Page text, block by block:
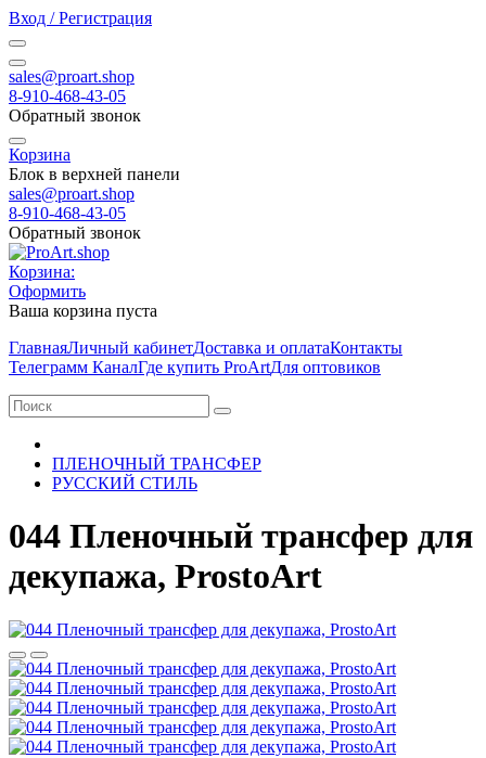
Вход / Регистрация
sales@proart.shop
8-910-468-43-05
Обратный звонок
Корзина
Блок в верхней панели
sales@proart.shop
8-910-468-43-05
Обратный звонок
Корзина:
Оформить
Ваша корзина пуста
ГлавнаяЛичный кабинетДоставка и оплатаКонтакты
Телеграмм КаналГде купить ProArtДля оптовиков
ПЛЕНОЧНЫЙ ТРАНСФЕР
РУССКИЙ СТИЛЬ
044 Пленочный трансфер для
декупажа, ProstoArt